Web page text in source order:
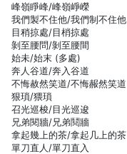
峰嶺睜峰/峰嶺崢嶸
我們製不住他/我們制不住他
目稍掠處/目梢掠處
剝至腰問/剝至腰間
始未/始末 (多處)
奔人谷道/奔入谷道
不悔赦然笑道/不悔赧然笑道
狠瑣/猥瑣
召光巡梭/目光巡逡
兄弟閱牆/兄弟鬩牆
拿起幾上的茶/拿起几上的茶
單刀直人/單刀直入